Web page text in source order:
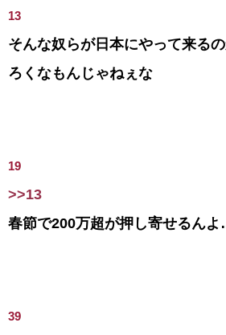
13
そんな奴らが日本にやって来る
ろくなもんじゃねぇな
19
>>13
春節で200万超が押し寄せるん
39